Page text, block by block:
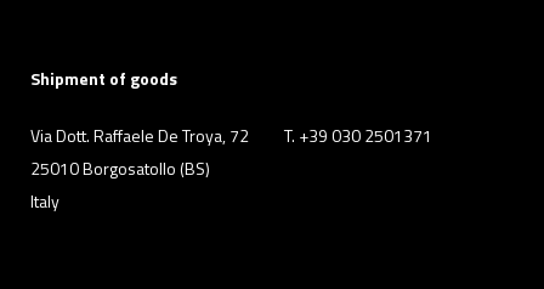
Shipment of goods
Via Dott. Raffaele De Troya, 72
25010 Borgosatollo (BS)
Italy
T. +39 030 2501371